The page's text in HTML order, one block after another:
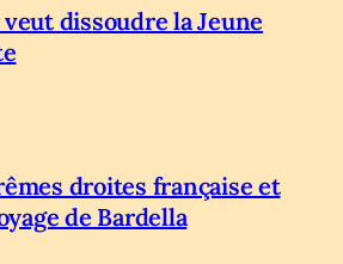
dissoudre la Jeune
droites française et
de Bardella